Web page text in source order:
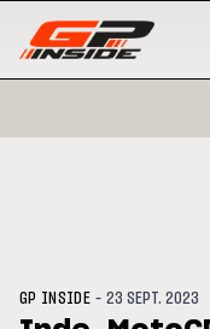
GP INSIDE -23 SEPT. 2023